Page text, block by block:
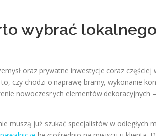
wybrać
oraz prywatne inwestycje coraz częściej
czy chodzi o naprawę bramy, wykonanie
nowoczesnych elementów dekoracyjnych
muszą już szukać specjalistów w odległych